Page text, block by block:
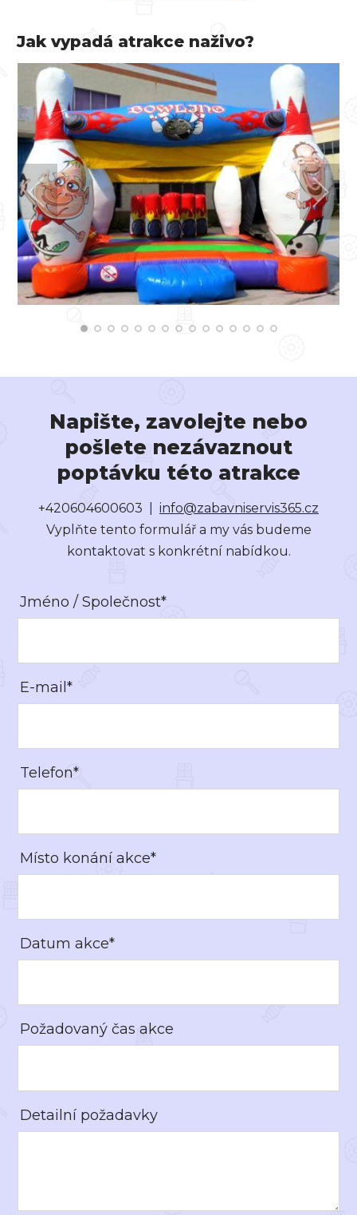
Jak vypadá atrakce naživo?
Napište, zavolejte nebo
pošlete nezávaznout
poptávku této atrakce
+420604600603 | info@zabavniservis365.cz
Vyplňte tento formulář a my vás budeme
kontaktovat s konkrétní nabídkou.
Jméno / Společnost*
E-mail*
Telefon*
Místo konání akce*
Datum akce*
Požadovaný čas akce
Detailní požadavky